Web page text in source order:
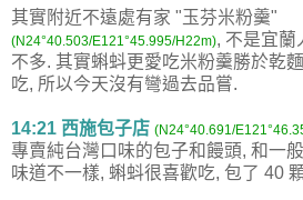
其實附近不遠處有家 "玉芬米粉羹"
(N24°40.503/E121°45.995/H22m), 不是宜蘭
不多. 其實蝌蚪更愛吃米粉羹勝於乾
吃, 所以今天沒有彎過去品嘗.
14:21 西施包子店 (N24°40.691/
專賣純台灣口味的包子和饅頭, 和一
味道不一樣, 蝌蚪很喜歡吃, 包了 40